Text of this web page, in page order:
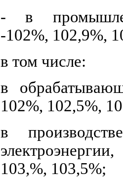
- в
-102%, 102,9%,
в том числе:
в
102%, 102,5%,
в
103,%, 103,5%;